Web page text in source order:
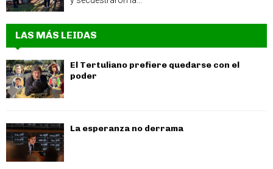
LAS MÁS LEIDAS
El Tertuliano prefiere quedarse con el
poder
La esperanza no derrama